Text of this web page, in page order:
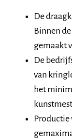
De
Binnen
gemaakt
De
van
het
Productie